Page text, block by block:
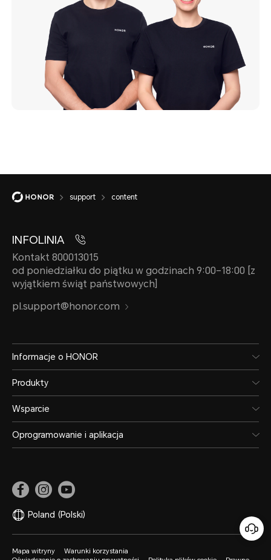
support content
INFOLINIA
Kontakt 800013015
od poniedziałku do piątku w godzinach 9:00–18:00 [z
wyjątkiem świąt państwowych]
pl.support@honor.com
Informacje o HONOR
Produkty
Wsparcie
Oprogramowanie i aplikacja
Poland (Polski)
Mapa witryny
Warunki korzystania